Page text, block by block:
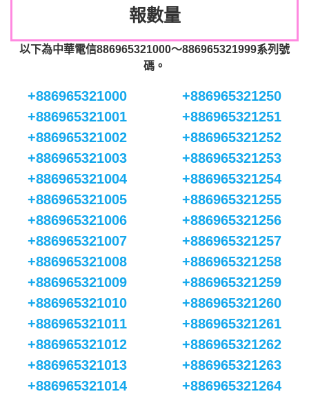
報數量
以下為中華電信886965321000～886965321999系列號
碼。
+886965321000
+886965321001
+886965321002
+886965321003
+886965321004
+886965321005
+886965321006
+886965321007
+886965321008
+886965321009
+886965321010
+886965321011
+886965321012
+886965321013
+886965321014
+886965321250
+886965321251
+886965321252
+886965321253
+886965321254
+886965321255
+886965321256
+886965321257
+886965321258
+886965321259
+886965321260
+886965321261
+886965321262
+886965321263
+886965321264